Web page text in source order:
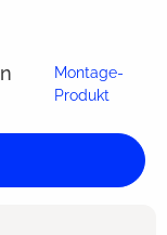
Montage-
Produkt